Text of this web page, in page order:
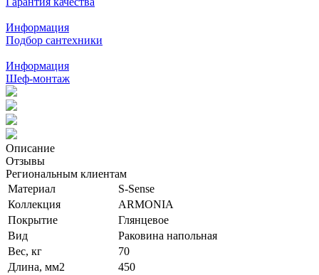
Информация
Подбор сантехники
Информация
Шеф-монтаж
Описание
Отзывы
Региональным клиентам
Материал
S-Sense
Коллекция
ARMONIA
Покрытие
Глянцевое
Вид
Раковина напольная
Вес, кг
70
Длина, мм2
450